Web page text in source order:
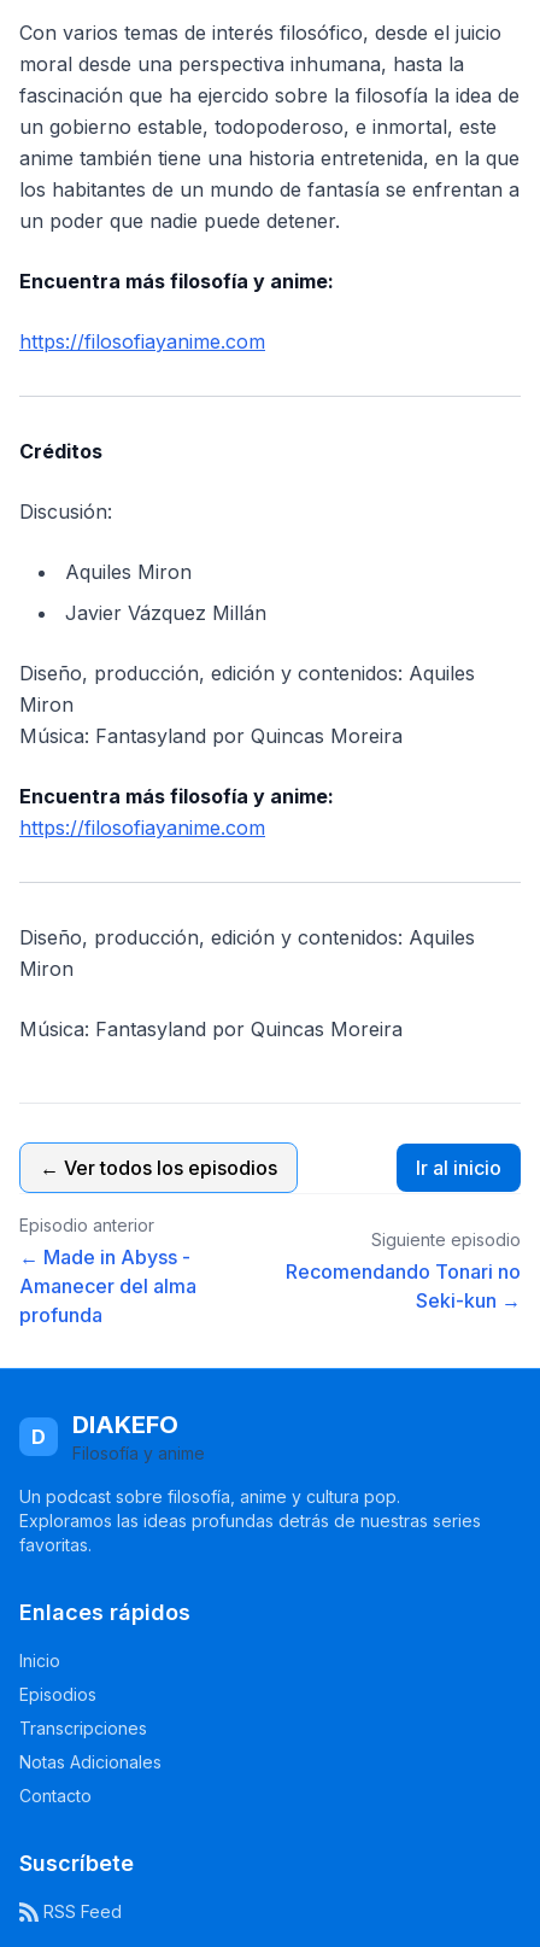
Con varios temas de interés filosófico, desde el juicio
moral desde una perspectiva inhumana, hasta la
fascinación que ha ejercido sobre la filosofía la idea de
un gobierno estable, todopoderoso, e inmortal, este
anime también tiene una historia entretenida, en la que
los habitantes de un mundo de fantasía se enfrentan a
un poder que nadie puede detener.
Encuentra más filosofía y anime:
https://filosofiayanime.com
Créditos
Discusión:
Aquiles Miron
Javier Vázquez Millán
Diseño, producción, edición y contenidos: Aquiles
Miron
Música: Fantasyland por Quincas Moreira
Encuentra más filosofía y anime:
https://filosofiayanime.com
Diseño, producción, edición y contenidos: Aquiles
Miron
Música: Fantasyland por Quincas Moreira
← Ver todos los episodios Ir al inicio
Episodio anterior
← Made in Abyss -
Amanecer del alma
profunda
Siguiente episodio
Recomendando Tonari no
Seki-kun →
D DIAKEFO
Filosofía y anime
Un podcast sobre filosofía, anime y cultura pop.
Exploramos las ideas profundas detrás de nuestras series
favoritas.
Enlaces rápidos
Inicio
Episodios
Transcripciones
Notas Adicionales
Contacto
Suscríbete
RSS Feed